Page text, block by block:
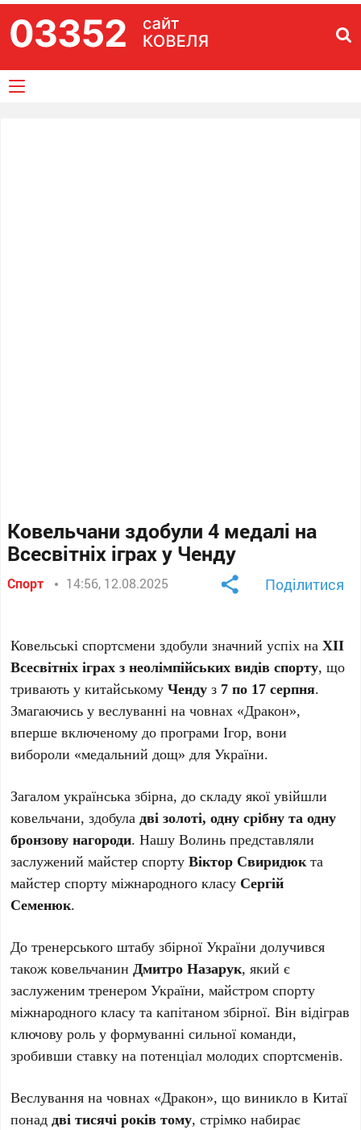
Ковельчани здобули 4 медалі на
Всесвітніх іграх у Ченду
Спорт 14:56, 12.08.2025 Поділитися
Ковельські спортсмени здобули значний успіх наХІІ
Всесвітніх іграх з неолімпійських видів спорту, що
тривають у китайськомуЧенду з 7 по 17 серпня.
Змагаючись у веслуванні на човнах «Дракон»,
вперше включеному до програми Ігор, вони
вибороли «медальний дощ» для України.
Загалом українська збірна, до складу якої увійшли
ковельчани, здобуладві золоті, одну срібну та одну
бронзову нагороди. Нашу Волинь представляли
заслужений майстер спортуВіктор Свиридюкта
майстер спорту міжнародного класу Сергій
Семенюк.
До тренерського штабу збірної України долучився
також ковельчанинДмитро Назарук, який є
заслуженим тренером України, майстром спорту
міжнародного класу та капітаном збірної. Він відіграв
ключову роль у формуванні сильної команди,
зробивши ставку на потенціал молодих спортсменів.
Веслування на човнах «Дракон», що виникло в Китаї
понаддві тисячі років тому, стрімко набирає